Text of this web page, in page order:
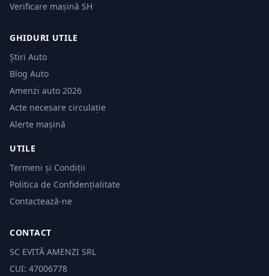
Verificare mașină SH
GHIDURI UTILE
Știri Auto
Blog Auto
Amenzi auto 2026
Acte necesare circulație
Alerte mașină
UTILE
Termeni și Condiții
Politica de Confidențialitate
Contactează-ne
CONTACT
SC EVITĂ AMENZI SRL
CUI: 47006778